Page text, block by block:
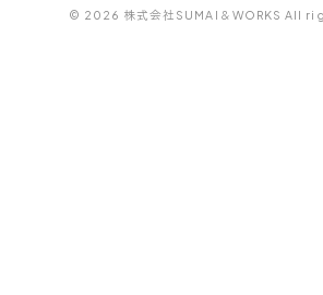
© 2026 株式会社SUMAI＆WORKS All